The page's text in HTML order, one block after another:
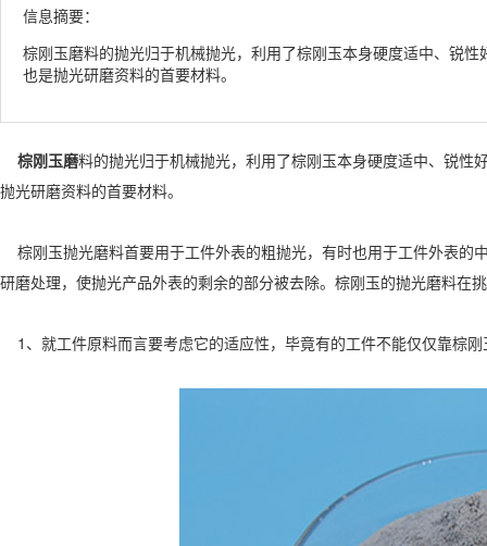
信息摘要：
棕刚玉磨料的抛光归于机械抛光，利用了棕刚玉本身硬度适中、锐
也是抛光研磨资料的首要材料。
棕刚玉磨料的抛光归于机械抛光，利用了棕刚玉本身硬度适中、锐
抛光研磨资料的首要材料。
棕刚玉抛光磨料首要用于工件外表的粗抛光，有时也用于工件外表的
研磨处理，使抛光产品外表的剩余的部分被去除。棕刚玉的抛光磨料在
1、就工件原料而言要考虑它的适应性，毕竟有的工件不能仅仅靠棕